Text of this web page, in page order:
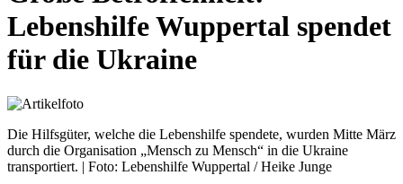
Lebenshilfe Wuppertal spendet
für die Ukraine
Die Hilfsgüter, welche die Lebenshilfe spendete, wurden Mitte März
durch die Organisation „Mensch zu Mensch“ in die Ukraine
transportiert. | Foto: Lebenshilfe Wuppertal / Heike Junge